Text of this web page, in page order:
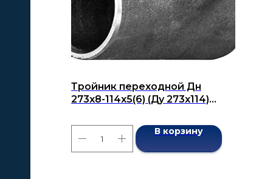
Тройник переходной Дн
273x8-114x5(6) (Ду 273x114)
В корзину